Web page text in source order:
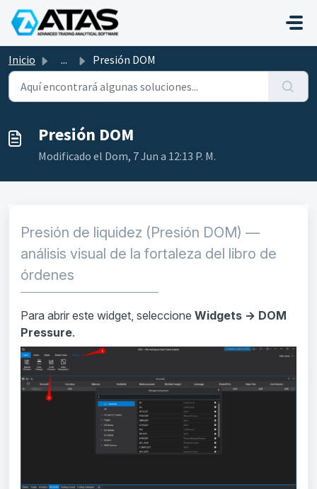
Saltar al contenido principal
Inicio ... Presión DOM
Presión DOM
Modificado el Dom, 7 Jun a 12:13 P. M.
Presión de liquidez (Presión DOM) —
análisis visual de la fortaleza del libro de
órdenes
Para abrir este widget, seleccione Widgets → DOM
Pressure.